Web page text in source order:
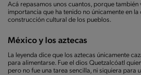
Acá repasamos unos cuantos, porque también
importancia que ha tenido no únicamente en la
construcción cultural de los pueblos.
México y los aztecas
La leyenda dice que los aztecas únicamente
para alimentarse. Fue el dios Quetzalcóatl
pero no fue una tarea sencilla, ni siquiera para